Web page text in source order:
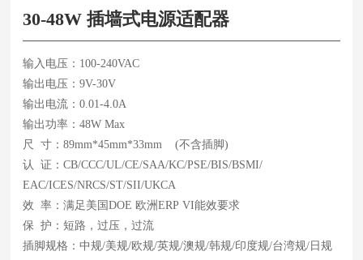
30-48W 插墙式电源适配器
输入电压：100-240VAC
输出电压：9V-30V
输出电流：0.01-4.0A
输出功率：48W Max
尺 寸：89mm*45mm*33mm (不含插脚)
认 证：CB/CCC/UL/CE/SAA/KC/PSE/BIS/BSMI/
EAC/ICES/NRCS/ST/SII/UKCA
效 率：满足美国DOE 欧洲ERP VI能效要求
保 护：短路，过压，过流